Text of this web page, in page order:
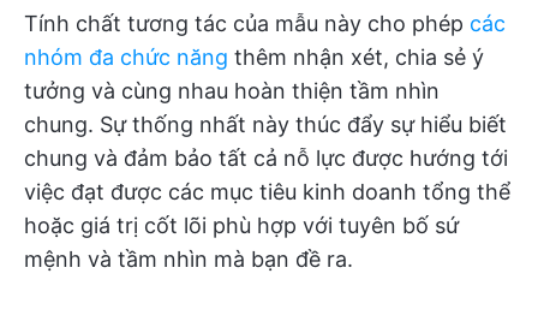
Tính chất tương tác của mẫu này cho phép các
nhóm đa chức năng thêm nhận xét, chia sẻ ý
tưởng và cùng nhau hoàn thiện tầm nhìn
chung. Sự thống nhất này thúc đẩy sự hiểu biết
chung và đảm bảo tất cả nỗ lực được hướng tới
việc đạt được các mục tiêu kinh doanh tổng thể
hoặc giá trị cốt lõi phù hợp với tuyên bố sứ
mệnh và tầm nhìn mà bạn đề ra.